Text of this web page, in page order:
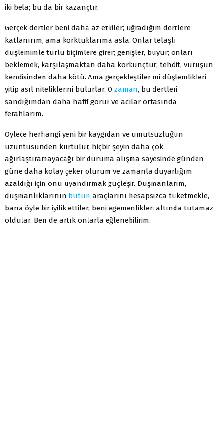
iki bela; bu da bir kazançtır.
Gerçek dertler beni daha az etkiler; uğradığım dertlere
katlanırım, ama korktuklarıma asla. Onlar telaşlı
düşlemimle türlü biçimlere girer; genişler, büyür; onları
beklemek, karşılaşmaktan daha korkunçtur; tehdit, vuruşun
kendisinden daha kötü. Ama gerçekleştiler mi düşlemlikleri
yitip asıl niteliklerini bulurlar. O zaman, bu dertleri
sandığımdan daha hafif görür ve acılar ortasında
ferahlarım.
Öylece herhangi yeni bir kaygıdan ve umutsuzluğun
üzüntüsünden kurtulur, hiçbir şeyin daha çok
ağırlaştıramayacağı bir duruma alışma sayesinde günden
güne daha kolay çeker olurum ve zamanla duyarlığım
azaldığı için onu uyandırmak güçleşir. Düşmanlarım,
düşmanlıklarının bütün araçlarını hesapsızca tüketmekle,
bana öyle bir iyilik ettiler; beni egemenlikleri altında tutamaz
oldular. Ben de artık onlarla eğlenebilirim.